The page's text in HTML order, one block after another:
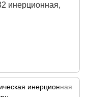
инерционная,